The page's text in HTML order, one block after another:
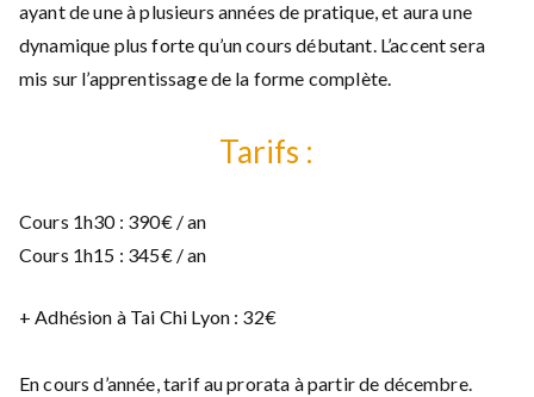
ayant de une à plusieurs années de pratique, et aura une
dynamique plus forte qu’un cours débutant. L’accent sera
mis sur l’apprentissage de la forme complète.
Tarifs :
Cours 1h30 : 390€ / an
Cours 1h15 : 345€ / an
+ Adhésion à Tai Chi Lyon : 32€
En cours d’année, tarif au prorata à partir de décembre.